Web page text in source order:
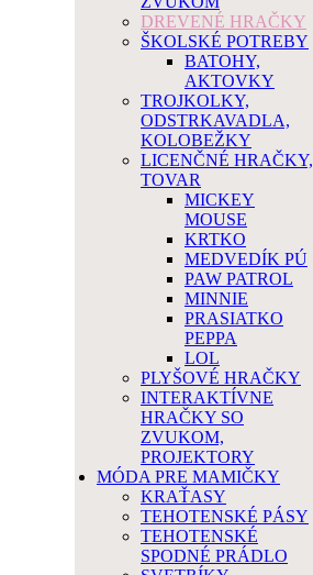
DREVENÉ HRAČKY
ŠKOLSKÉ POTREBY
BATOHY,
AKTOVKY
TROJKOLKY,
ODSTRKAVADLA,
KOLOBEŽKY
LICENČNÉ HRAČKY,
TOVAR
MICKEY
MOUSE
KRTKO
MEDVEDÍK PÚ
PAW PATROL
MINNIE
PRASIATKO
PEPPA
LOL
PLYŠOVÉ HRAČKY
INTERAKTÍVNE
HRAČKY SO
ZVUKOM,
PROJEKTORY
MÓDA PRE MAMIČKY
KRAŤASY
TEHOTENSKÉ PÁSY
TEHOTENSKÉ
SPODNÉ PRÁDLO